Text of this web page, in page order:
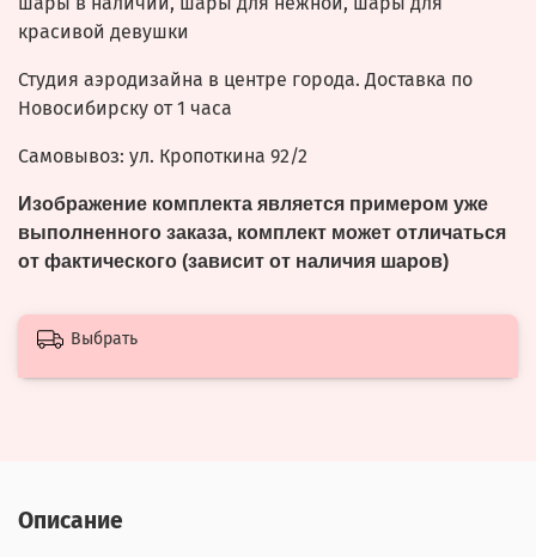
красивой девушки
Студия аэродизайна в центре города. Доставка по
Новосибирску от 1 часа
Самовывоз: ул. Кропоткина 92/2
Изображение комплекта является примером уже
выполненного заказа, комплект может отличаться
от фактического (зависит от наличия шаров)
Выбрать
Описание